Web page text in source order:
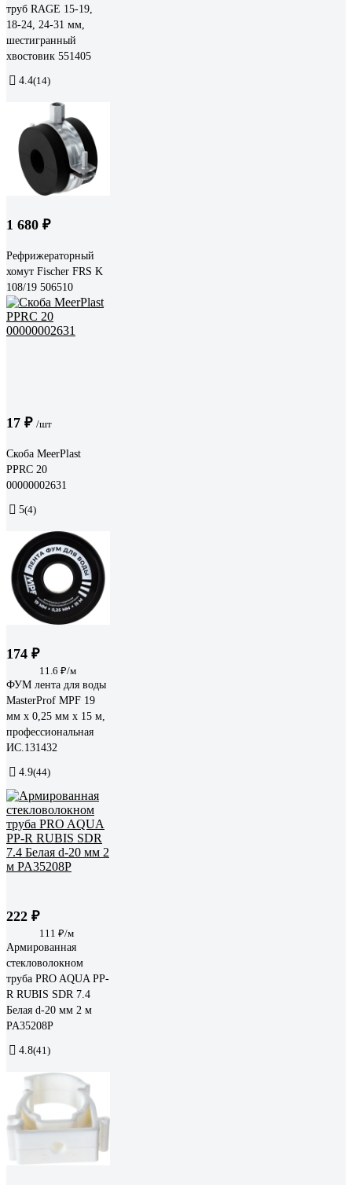
труб RAGE 15-19,
18-24, 24-31 мм,
шестигранный
хвостовик 551405
4.4(14)
1 680 ₽
Рефрижераторный
хомут Fischer FRS K
108/19 506510
17 ₽ /шт
Скоба MeerPlast
PPRC 20
00000002631
5(4)
174 ₽
11.6 ₽/м
ФУМ лента для воды
MasterProf MPF 19
мм x 0,25 мм x 15 м,
профессиональная
ИС.131432
4.9(44)
222 ₽
111 ₽/м
Армированная
стекловолокном
труба PRO AQUA PP-
R RUBIS SDR 7.4
Белая d-20 мм 2 м
PA35208P
4.8(41)